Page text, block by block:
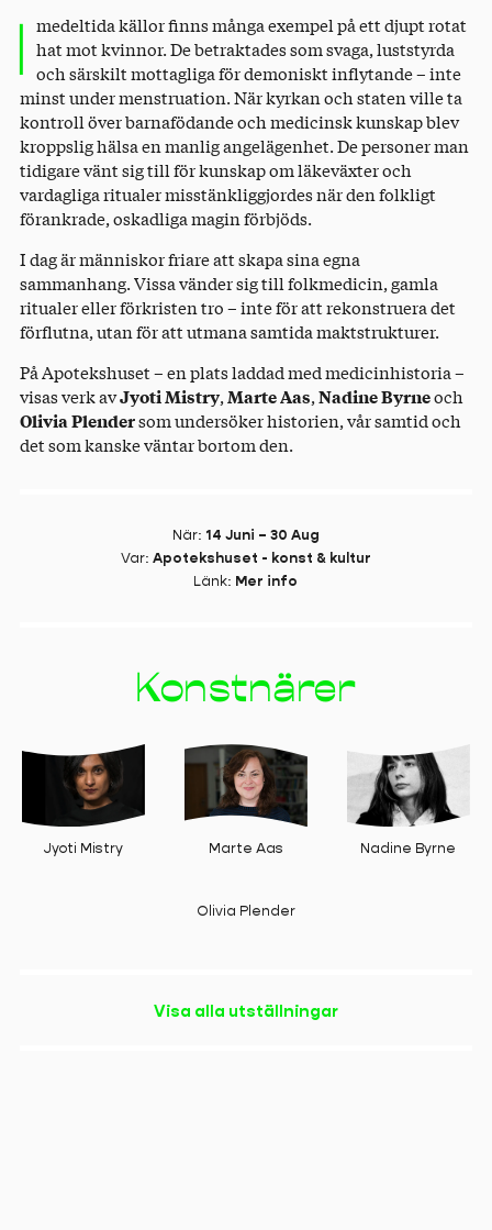
I medeltida källor finns många exempel på ett djupt rotat
hat mot kvinnor. De betraktades som svaga, luststyrda
och särskilt mottagliga för demoniskt inflytande – inte
minst under menstruation. När kyrkan och staten ville ta
kontroll över barnafödande och medicinsk kunskap blev
kroppslig hälsa en manlig angelägenhet. De personer man
tidigare vänt sig till för kunskap om läkeväxter och
vardagliga ritualer misstänkliggjordes när den folkligt
förankrade, oskadliga magin förbjöds.
I dag är människor friare att skapa sina egna
sammanhang. Vissa vänder sig till folkmedicin, gamla
ritualer eller förkristen tro – inte för att rekonstruera det
förflutna, utan för att utmana samtida maktstrukturer.
På Apotekshuset – en plats laddad med medicinhistoria –
visas verk avJyoti Mistry, Marte Aas,Nadine Byrneoch
Olivia Plendersom undersöker historien, vår samtid och
det som kanske väntar bortom den.
När: 14 Juni – 30 Aug
Var: Apotekshuset - konst & kultur
Länk: Mer info
Konstnärer
Jyoti Mistry Marte Aas Nadine Byrne
Olivia Plender
Visa alla utställningar